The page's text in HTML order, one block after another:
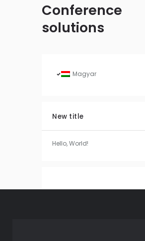
Conference
solutions
Magyar
New title
Hello, World!